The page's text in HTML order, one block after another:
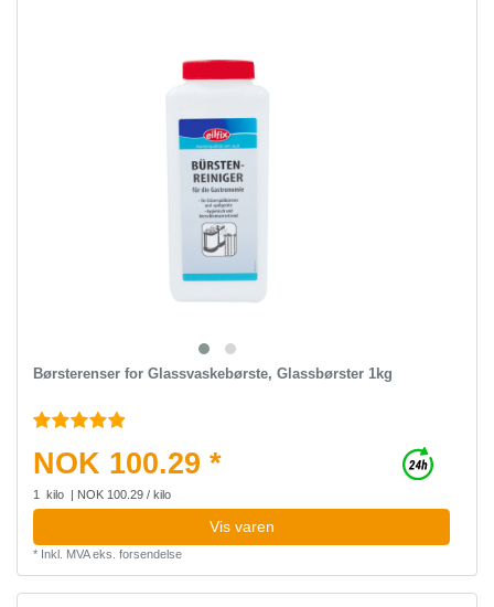
Børsterenser for Glassvaskebørste, Glassbørster 1kg
NOK 100.29 *
1 kilo | NOK 100.29 / kilo
Vis varen
* Inkl. MVAeks. forsendelse